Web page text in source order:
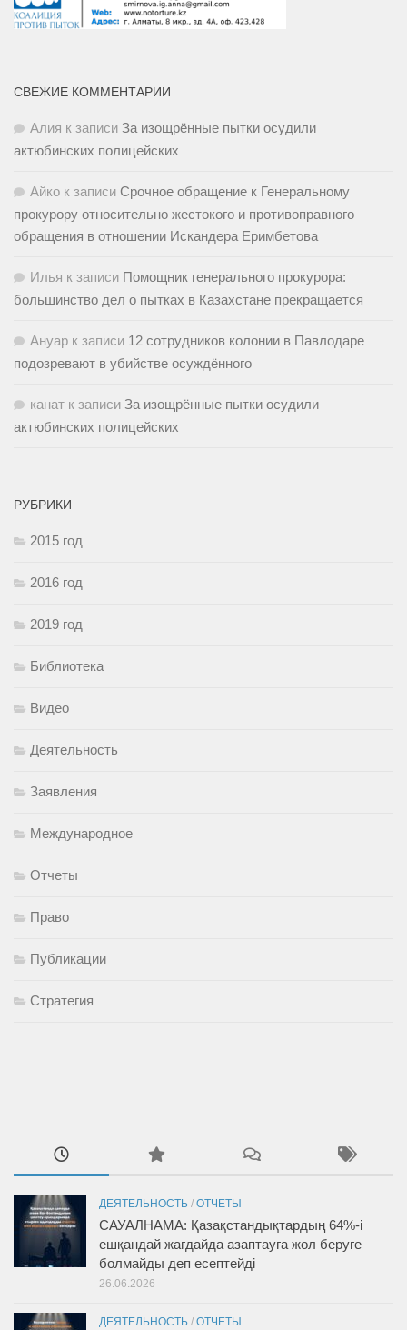
СВЕЖИЕ КОММЕНТАРИИ
Алия к записи За изощрённые пытки осудили
актюбинских полицейских
Айко к записи Срочное обращение к Генеральному
прокурору относительно жестокого и противоправного
обращения в отношении Искандера Еримбетова
Илья к записи Помощник генерального прокурора:
большинство дел о пытках в Казахстане прекращается
Ануар к записи 12 сотрудников колонии в Павлодаре
подозревают в убийстве осуждённого
канат к записи За изощрённые пытки осудили
актюбинских полицейских
РУБРИКИ
2015 год
2016 год
2019 год
Библиотека
Видео
Деятельность
Заявления
Международное
Отчеты
Право
Публикации
Стратегия
ДЕЯТЕЛЬНОСТЬ / ОТЧЕТЫ
САУАЛНАМА: Қазақстандықтардың 64%-і
ешқандай жағдайда азаптауға жол беруге
болмайды деп есептейді
26.06.2026
ДЕЯТЕЛЬНОСТЬ / ОТЧЕТЫ